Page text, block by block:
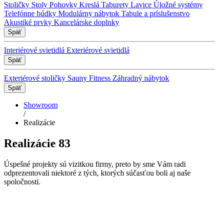
Stoličky Stoly Pohovky Kreslá Taburety Lavice Úložné systémy
Telefónne búdky Modulárny nábytok Tabule a príslušenstvo
Akustiké prvky Kancelárske doplnky
Späť
Interiérové svietidlá Exteriérové svietidlá
Späť
Exteriérové stoličky Sauny Fitness Záhradný nábytok
Späť
Showroom
/
Realizácie
Realizácie 83
Úspešné projekty sú vizitkou firmy, preto by sme Vám radi
odprezentovali niektoré z tých, ktorých súčasťou boli aj naše
spoločnosti.